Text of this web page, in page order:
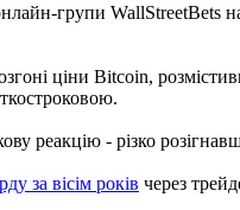
групи WallStreetBets
ціни Bitcoin,
реакцію - різко
за вісім років через